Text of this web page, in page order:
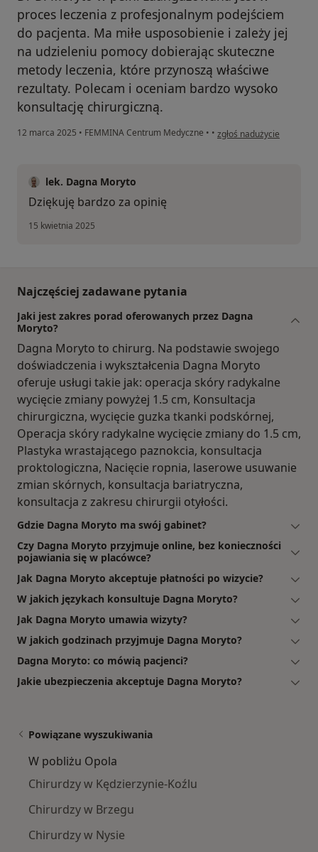
proces leczenia z profesjonalnym podejściem
do pacjenta. Ma miłe usposobienie i zależy jej
na udzieleniu pomocy dobierając skuteczne
metody leczenia, które przynoszą właściwe
rezultaty. Polecam i oceniam bardzo wysoko
konsultację chirurgiczną.
12 marca 2025 • FEMMINA Centrum Medyczne • • w opinii użytkownika
zgłoś nadużycie
lek. Dagna Moryto
Dziękuję bardzo za opinię
15 kwietnia 2025
Najczęściej zadawane pytania
Jaki jest zakres porad oferowanych przez Dagna
Moryto?
Dagna Moryto to chirurg. Na podstawie swojego
doświadczenia i wykształcenia Dagna Moryto
oferuje usługi takie jak: operacja skóry radykalne
wycięcie zmiany powyżej 1.5 cm, Konsultacja
chirurgiczna, wycięcie guzka tkanki podskórnej,
Operacja skóry radykalne wycięcie zmiany do 1.5 cm,
Plastyka wrastającego paznokcia, konsultacja
proktologiczna, Nacięcie ropnia, laserowe usuwanie
zmian skórnych, konsultacja bariatryczna,
konsultacja z zakresu chirurgii otyłości.
Gdzie Dagna Moryto ma swój gabinet?
Czy Dagna Moryto przyjmuje online, bez konieczności
pojawiania się w placówce?
Jak Dagna Moryto akceptuje płatności po wizycie?
W jakich językach konsultuje Dagna Moryto?
Jak Dagna Moryto umawia wizyty?
W jakich godzinach przyjmuje Dagna Moryto?
Dagna Moryto: co mówią pacjenci?
Jakie ubezpieczenia akceptuje Dagna Moryto?
Powiązane wyszukiwania
W pobliżu Opola
Chirurdzy w Kędzierzynie-Koźlu
Chirurdzy w Brzegu
Chirurdzy w Nysie